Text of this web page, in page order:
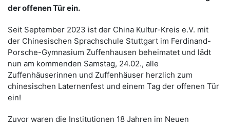
der offenen Tür ein.
Seit September 2023 ist der China Kultur-Kreis e.V. mit
der Chinesischen Sprachschule Stuttgart im Ferdinand-
Porsche-Gymnasium Zuffenhausen beheimatet und lädt
nun am kommenden Samstag, 24.02., alle
Zuffenhäuserinnen und Zuffenhäuser herzlich zum
chinesischen Laternenfest und einem Tag der offenen Tür
ein!
Zuvor waren die Institutionen 18 Jahren im Neuen